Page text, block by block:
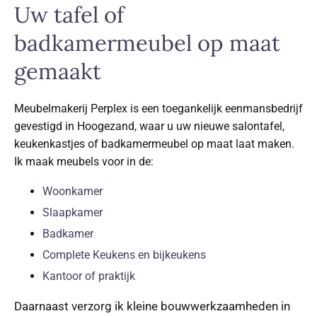
Uw tafel of
badkamermeubel op maat
gemaakt
Meubelmakerij Perplex is een toegankelijk eenmansbedrijf
gevestigd in Hoogezand, waar u uw nieuwe salontafel,
keukenkastjes of badkamermeubel op maat laat maken.
Ik maak meubels voor in de:
Woonkamer
Slaapkamer
Badkamer
Complete Keukens en bijkeukens
Kantoor of praktijk
Daarnaast verzorg ik kleine bouwwerkzaamheden in